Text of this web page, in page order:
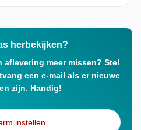
herbekijken?
meer missen? Stel
een e-mail als er nieuwe
zijn. Handig!
instellen